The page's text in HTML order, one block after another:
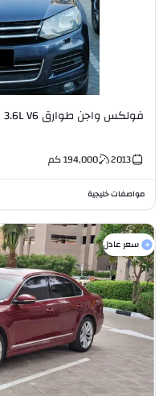
فولكس واجن طوارق AWD 3.6L V6
2013
194,000كم
مواصفات خليجية
سعر عادل